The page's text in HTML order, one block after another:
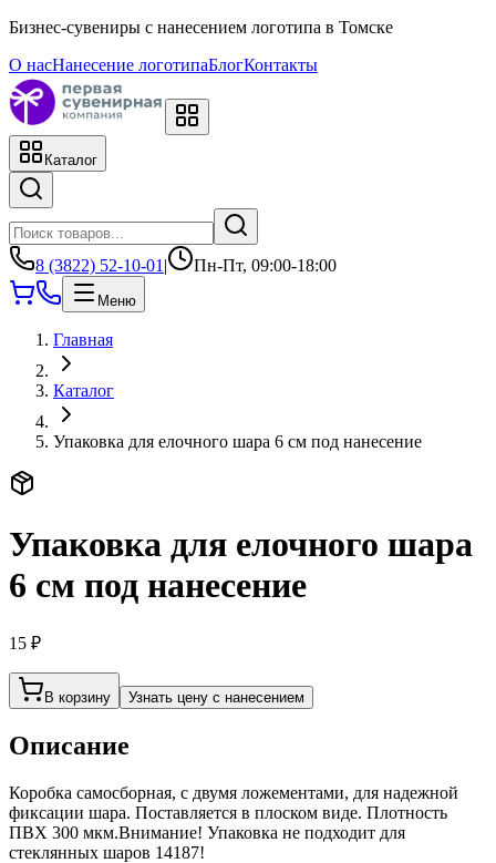
Бизнес-сувениры с нанесением логотипа в Томске
О насНанесение логотипаБлогКонтакты
Каталог
8 (3822) 52-10-01 | Пн-Пт, 09:00-18:00
Меню
Главная
Каталог
Упаковка для елочного шара 6 см под нанесение
Упаковка для елочного шара
6 см под нанесение
15 ₽
В корзину Узнать цену с нанесением
Описание
Коробка самосборная, с двумя ложементами, для надежной
фиксации шара. Поставляется в плоском виде. Плотность
ПВХ 300 мкм.Внимание! Упаковка не подходит для
стеклянных шаров 14187!